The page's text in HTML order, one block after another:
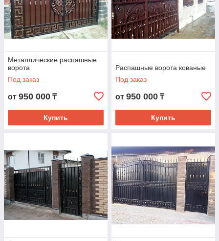
Металлические распашные
ворота
Под заказ
от 950 000 ₸
Купить
Распашные ворота кованые
Под заказ
от 950 000 ₸
Купить